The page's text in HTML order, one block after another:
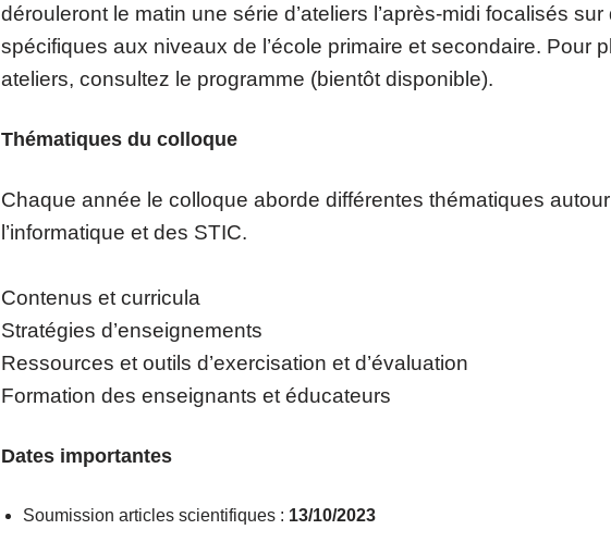
dérouleront le matin une série d’ateliers l’après-midi focalisés
spécifiques aux niveaux de l’école primaire et secondaire. Pour
ateliers, consultez le programme (bientôt disponible).
Thématiques du colloque
Chaque année le colloque aborde différentes thématiques
l’informatique et des STIC.
Contenus et curricula
Stratégies d’enseignements
Ressources et outils d’exercisation et d’évaluation
Formation des enseignants et éducateurs
Dates importantes
Soumission articles scientifiques : 13/10/2023